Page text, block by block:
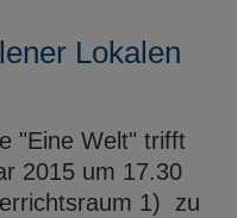
Lokalen
"Eine Welt" trifft
2015 um 17.30
1) zu